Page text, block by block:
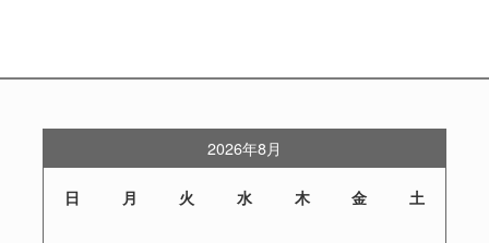
2026年8月
日 月 火 水 木 金 土